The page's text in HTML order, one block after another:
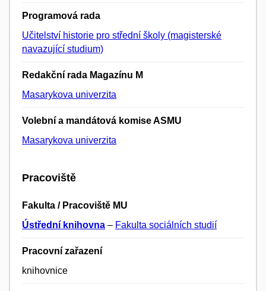
Programová rada
Učitelství historie pro střední školy (magisterské
navazující studium)
Redakční rada Magazínu M
Masarykova univerzita
Volební a mandátová komise ASMU
Masarykova univerzita
Pracoviště
Fakulta / Pracoviště MU
Ústřední knihovna – Fakulta sociálních studií
Pracovní zařazení
knihovnice